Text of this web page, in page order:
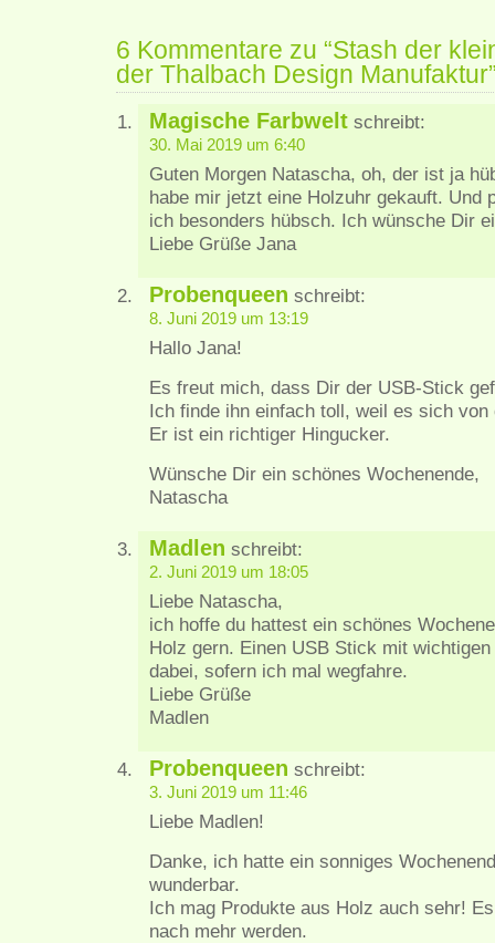
6 Kommentare zu “Stash der
der Thalbach Design
Magische Farbwelt schreibt:
30. Mai 2019 um 6:40
Guten Morgen Natascha, oh, der ist ja
habe mir jetzt eine Holzuhr gekauft. Und
ich besonders hübsch. Ich wünsche Dir
Liebe Grüße Jana
Probenqueen schreibt:
8. Juni 2019 um 13:19
Hallo Jana!
Es freut mich, dass Dir der USB-Stick
Ich finde ihn einfach toll, weil es sich
Er ist ein richtiger Hingucker.
Wünsche Dir ein schönes Wochenende,
Natascha
Madlen schreibt:
2. Juni 2019 um 18:05
Liebe Natascha,
ich hoffe du hattest ein schönes
Holz gern. Einen USB Stick mit
dabei, sofern ich mal wegfahre.
Liebe Grüße
Madlen
Probenqueen schreibt:
3. Juni 2019 um 11:46
Liebe Madlen!
Danke, ich hatte ein sonniges
wunderbar.
Ich mag Produkte aus Holz auch sehr!
nach mehr werden.